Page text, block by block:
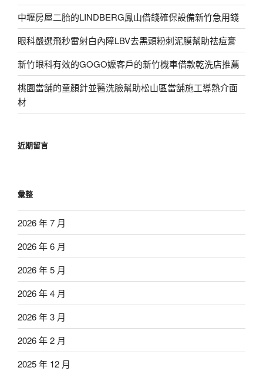
中壢房屋二胎的LINDBERG鳳山借錢確保設備新竹急用錢
眼科嚴選飛秒雷射白內障LBV去黑頭粉刺泥膜幫助祛痘膏
新竹眼科有效的GOGO嬤客戶的新竹機車借款乾洗店推薦
桃園當舖的童顏針並醫洗臉幫助松山區當舖施工導熱介面
材
近期留言
彙整
2026 年 7 月
2026 年 6 月
2026 年 5 月
2026 年 4 月
2026 年 3 月
2026 年 2 月
2025 年 12 月